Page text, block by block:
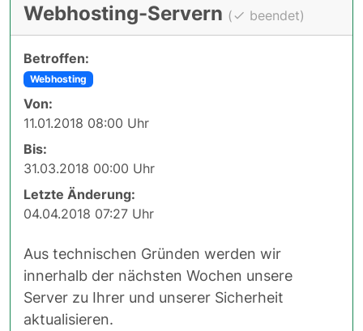
Webhosting-Servern ( beendet)
Betroffen:
Webhosting
Von:
11.01.2018 08:00 Uhr
Bis:
31.03.2018 00:00 Uhr
Letzte Änderung:
04.04.2018 07:27 Uhr
Aus technischen Gründen werden wir
innerhalb der nächsten Wochen unsere
Server zu Ihrer und unserer Sicherheit
aktualisieren.